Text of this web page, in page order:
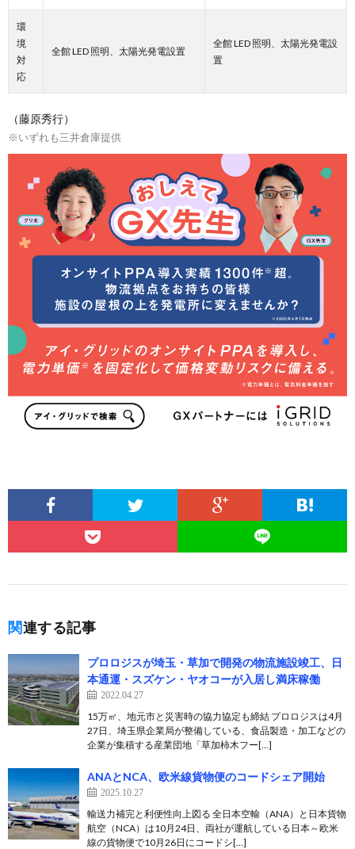
環
境
対
応
全館 LED 照明、太陽光発電設置
全館 LED 照明、太陽光発電設
置
（藤原秀行）
※いずれも三井倉庫提供
関連する記事
プロロジスが埼玉・草加で開発の物流施設竣工、日
本通運・スズケン・ヤオコーが入居し満床稼働
2022.04.27
15万㎡、地元市と災害時の協力協定も締結 プロロジスは4月
27日、埼玉県企業局が整備している、食品製造・加工などの
企業が集積する産業団地「草加柿木フー[…]
ANAとNCA、欧米線貨物便のコードシェア開始
2025.10.27
輸送力補完と利便性向上図る 全日本空輸（ANA）と日本貨物
航空（NCA）は10月24日、両社が運航している日本～欧米
線の貨物便で10月26日にコードシ[…]